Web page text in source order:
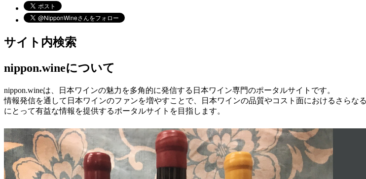
サイト内検索
nippon.wineについて
nippon.wineは、日本ワインの魅力を多角的に発信する日本ワイン専門のポータルサイトです。
情報発信を通して日本ワインのファンを増やすことで、日本ワインの品質やコスト面におけるさら
にとって有益な情報を提供するポータルサイトを目指します。